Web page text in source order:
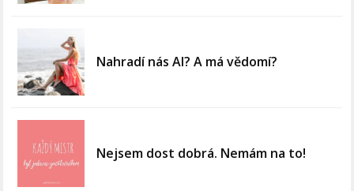
Nahradí nás AI? A má vědomí?
Nejsem dost dobrá. Nemám na to!